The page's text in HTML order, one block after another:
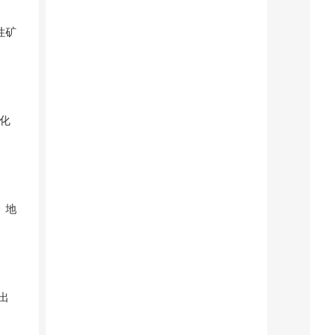
矿
地